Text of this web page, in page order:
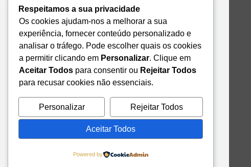
Biblioteca
Contactos
Mapa do Site
Respeitamos a sua privacidade
Os cookies ajudam-nos a melhorar a sua
experiência, fornecer conteúdo personalizado e
analisar o tráfego. Pode escolher quais os cookies
a permitir clicando em Personalizar. Clique em
Aceitar Todos para consentir ou Rejeitar Todos
para recusar cookies não essenciais.
Personalizar Rejeitar Todos
Aceitar Todos
Powered by